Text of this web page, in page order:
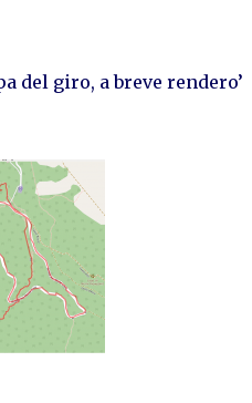
del giro, a breve rendero’